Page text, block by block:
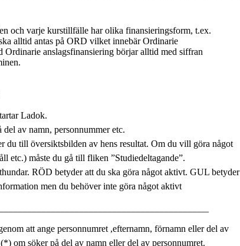
och varje kurstillfälle har olika finansieringsform, t.ex.
alltid antas på ORD vilket innebär Ordinarie
anslagsfinansiering börjar alltid med siffran
Ladok.
av namn, personnummer etc.
du till översiktsbilden av hens resultat. Om du vill göra något
etc.) måste du gå till fliken ”Studiedeltagande”.
RÖD betyder att du ska göra något aktivt. GUL betyder
men du behöver inte göra något aktivt
att ange personnumret ,efternamn, förnamn eller del av
om söker på del av namn eller del av personnumret.